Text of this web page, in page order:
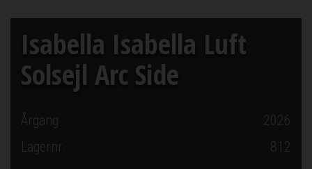
Isabella Isabella Luft
Solsejl Arc Side
Årgang
2026
Lagernr.
812